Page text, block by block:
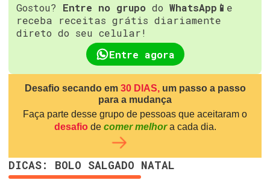
Gostou? Entre no grupo do WhatsApp📱 e
receba receitas grátis diariamente
direto do seu celular!
Entre agora
Desafio secando em 30 DIAS, um passo a passo
para a mudança
Faça parte desse grupo de pessoas que aceitaram o
desafio de comer melhora cada dia.
DICAS: BOLO SALGADO NATAL